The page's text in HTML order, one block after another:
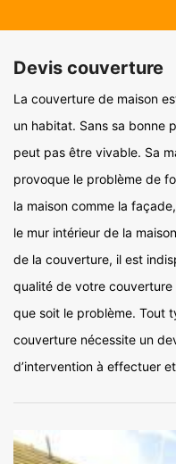
Devis couverture
La couverture de maison
un habitat. Sans sa bonne
peut pas être vivable. Sa
provoque le problème de
la maison comme la
le mur intérieur de la
de la couverture, il est
qualité de votre couverture
que soit le problème. Tout
couverture nécessite un
d’intervention à effectuer